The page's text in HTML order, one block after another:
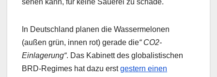
sehen kann, für keine Sauerei zu schade.
In Deutschland planen die Wassermelonen
(außen grün, innen rot) gerade die“ CO2-
Einlagerung“. Das Kabinett des globalistischen
BRD-Regimes hat dazu erstgestern einen